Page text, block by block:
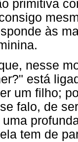
primitiva
às
nesse
está
um filho;
falo, de
tem de